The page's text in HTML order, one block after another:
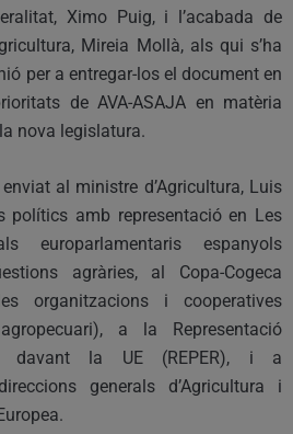
Ximo Puig, i l’acabada de
Mireia Mollà, als qui s’ha
per a entregar-los el document en
de AVA-ASAJA en matèria
nova legislatura.
al ministre d’Agricultura, Luis
polítics amb representació en Les
europarlamentaris espanyols
agràries, al Copa-Cogeca
organitzacions i cooperatives
a la Representació
davant la UE (REPER), i a
generals d’Agricultura i